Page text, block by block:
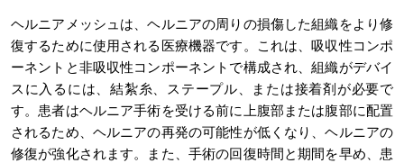
ヘルニアメッシュは、ヘルニアの周りの損傷した組織をより修
復するために使用される医療機器です。これは、吸収性コンポ
ーネントと非吸収性コンポーネントで構成され、組織がデバイ
スに入るには、結紮糸、ステープル、または接着剤が必要で
す。患者はヘルニア手術を受ける前に上腹部または腹部に配置
されるため、ヘルニアの再発の可能性が低くなり、ヘルニアの
修復が強化されます。また、手術の回復時間と期間を早め、患